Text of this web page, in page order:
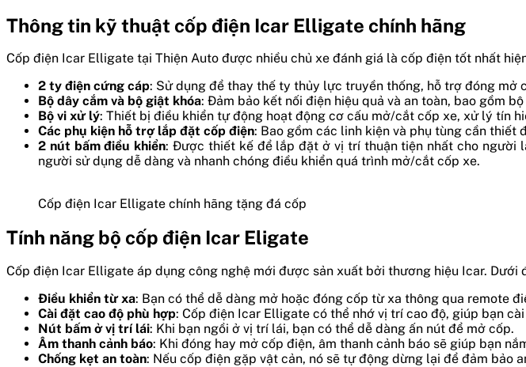
Thông tin kỹ thuật cốp điện Icar Elligate chính hãng
Cốp điện Icar Elligate tại Thiện Auto được nhiều chủ xe đánh giá là cốp điện tốt nhất
2 ty điện cứng cáp: Sử dụng để thay thế ty thủy lực truyền thống, hỗ trợ đóng mở
Bộ dây cắm và bộ giật khóa: Đảm bảo kết nối điện hiệu quả và an toàn, bao gồm
Bộ vi xử lý: Thiết bị điều khiển tự động hoạt động cơ cấu mở/cắt cốp xe, xử lý tín
Các phụ kiện hỗ trợ lắp đặt cốp điện: Bao gồm các linh kiện và phụ tùng cần
2 nút bấm điều khiển: Được thiết kế để lắp đặt ở vị trí thuận tiện nhất cho người
người sử dụng dễ dàng và nhanh chóng điều khiển quá trình mở/cắt cốp xe.
Cốp điện Icar Elligate chính hãng tặng đá cốp
Tính năng bộ cốp điện Icar Eligate
Cốp điện Icar Elligate áp dụng công nghệ mới được sản xuất bởi thương hiệu Icar.
Điều khiển từ xa: Bạn có thể dễ dàng mở hoặc đóng cốp từ xa thông qua remote
Cài đặt cao độ phù hợp: Cốp điện Icar Elligate có thể nhớ vị trí cao độ, giúp bạn
Nút bấm ở vị trí lái: Khi bạn ngồi ở vị trí lái, bạn có thể dễ dàng ấn nút để mở cốp.
Âm thanh cảnh báo: Khi đóng hay mở cốp điện, âm thanh cảnh báo sẽ giúp bạn
Chống kẹt an toàn: Nếu cốp điện gặp vật cản, nó sẽ tự động dừng lại để đảm bảo